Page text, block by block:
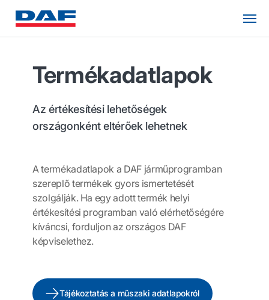
Termékadatlapok
Az értékesítési lehetőségek
országonként eltérőek lehetnek
A termékadatlapok a DAF járműprogramban
szereplő termékek gyors ismertetését
szolgálják. Ha egy adott termék helyi
értékesítési programban való elérhetőségére
kíváncsi, forduljon az országos DAF
képviselethez.
Tájékoztatás a műszaki adatlapokról